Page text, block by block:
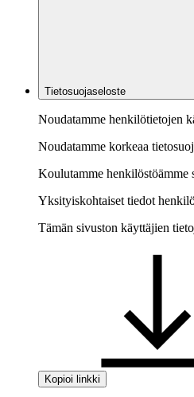
Tietosuojaseloste
Noudatamme henkilötietojen
Noudatamme korkeaa
Koulutamme henkilöstöämme
Yksityiskohtaiset tiedot
Tämän sivuston käyttäjien
Kopioi linkki